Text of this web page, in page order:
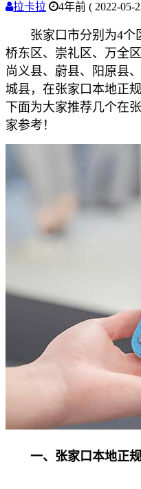
拉卡拉 4年前 ( 2022-05-
张家口市分别为4个区
桥东区、崇礼区、万全
尚义县、蔚县、阳原县
城县，在张家口本地正
下面为大家推荐几个在
家参考！
一、张家口本地正规